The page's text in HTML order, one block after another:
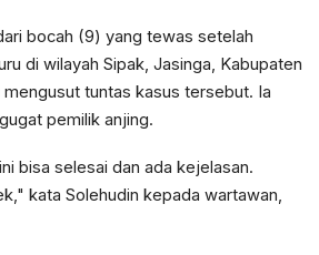
bocah (9) yang tewas setelah
di wilayah Sipak, Jasinga, Kabupaten
tuntas kasus tersebut. Ia
pemilik anjing.
bisa selesai dan ada kejelasan.
kata Solehudin kepada wartawan,